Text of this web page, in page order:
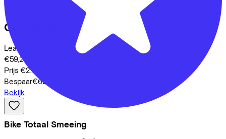
Bike Totaal Smeeing
Cortina
Leaseprijs p/m vanaf
€59,27
Prijs €2.399,00
Bespaar€624,49
Bekijk